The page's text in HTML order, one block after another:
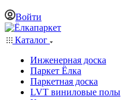
Войти
Каталог
Инженерная доска
Паркет Ёлка
Паркетная доска
LVT виниловые полы